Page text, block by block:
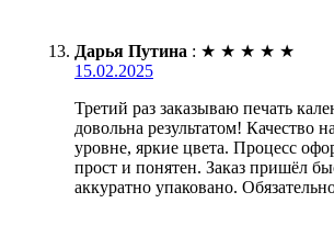
Дарья Путина : ★ ★ ★ ★ ★
15.02.2025
Третий раз заказываю печать
довольна результатом! Качество
уровне, яркие цвета. Процесс
прост и понятен. Заказ пришёл
аккуратно упаковано.